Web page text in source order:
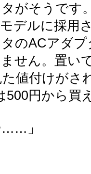
がそうです
デルに採用
のACアダ
せん。置い
値付けがさ
500円から買
……」